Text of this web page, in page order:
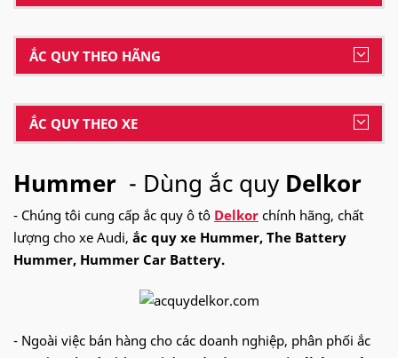
ẮC QUY THEO HÃNG
ẮC QUY THEO XE
Hummer - Dùng ắc quy Delkor
- Chúng tôi cung cấp ắc quy ô tô Delkor chính hãng, chất
lượng cho xe Audi, ắc quy xe Hummer, The Battery
Hummer, Hummer Car Battery.
- Ngoài việc bán hàng cho các doanh nghiệp, phân phối ắc